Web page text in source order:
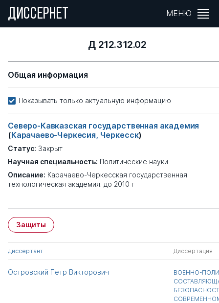
ДИССЕРНЕТ МЕНЮ
Д 212.312.02
Общая информация
Показывать только актуальную информацию
Северо-Кавказская государственная академия
(Карачаево-Черкесия, Черкесск)
Статус: Закрыт
Научная специальность: Политические науки
Описание: Карачаево-Черкесская государственная
технологическая академия. до 2010 г
Защиты
Диссертант Диссертация
Островский Петр Викторович
ВОЕННО-